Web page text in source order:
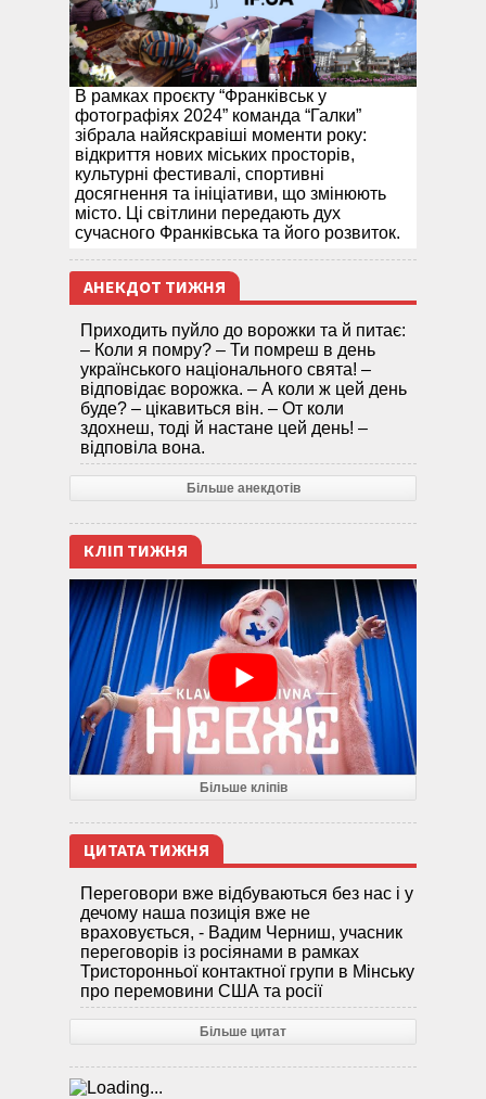
В рамках проєкту “Франківськ у
фотографіях 2024” команда “Галки”
зібрала найяскравіші моменти року:
відкриття нових міських просторів,
культурні фестивалі, спортивні
досягнення та ініціативи, що змінюють
місто. Ці світлини передають дух
сучасного Франківська та його розвиток.
АНЕКДОТ ТИЖНЯ
Приходить пуйло до ворожки та й питає:
– Коли я помру? – Ти помреш в день
українського національного свята! –
відповідає ворожка. – А коли ж цей день
буде? – цікавиться він. – От коли
здохнеш, тоді й настане цей день! –
відповіла вона.
Більше анекдотів
КЛІП ТИЖНЯ
Більше кліпів
ЦИТАТА ТИЖНЯ
Переговори вже відбуваються без нас і у
дечому наша позиція вже не
враховується, - Вадим Черниш, учасник
переговорів із росіянами в рамках
Тристоронньої контактної групи в Мінську
про перемовини США та росії
Більше цитат